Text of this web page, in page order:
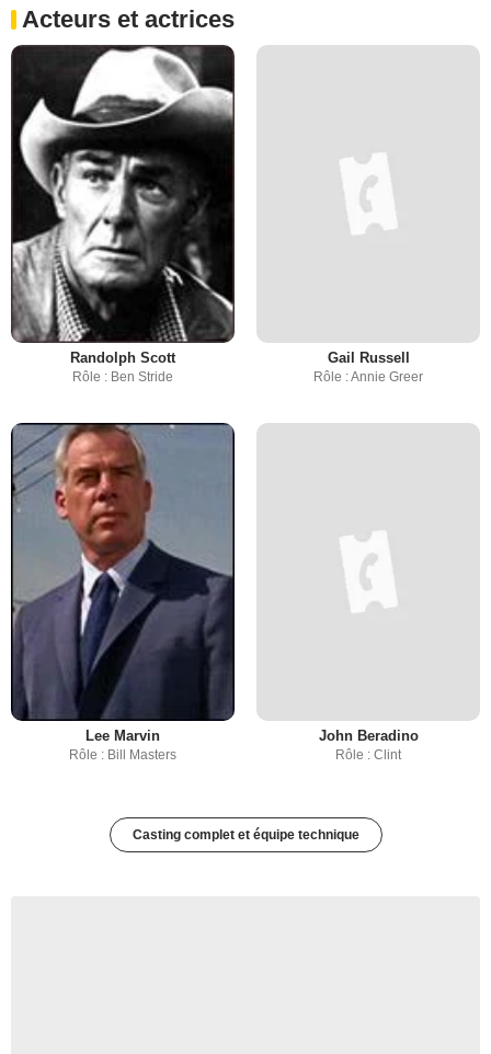
Acteurs et actrices
Randolph Scott
Rôle : Ben Stride
Gail Russell
Rôle : Annie Greer
Lee Marvin
Rôle : Bill Masters
John Beradino
Rôle : Clint
Casting complet et équipe technique